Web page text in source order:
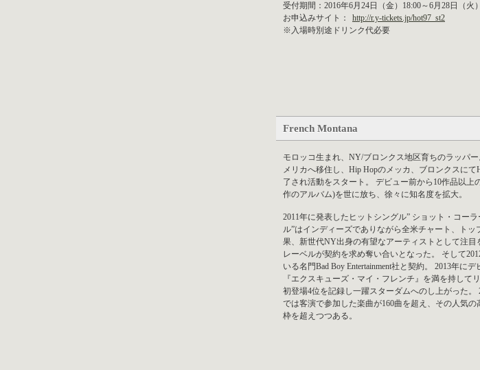
受付期間：2016年6月24日（金）18:00～6月28日（火
お申込みサイト：
http://r.y-tickets.jp/hot97_st2
※入場時別途ドリンク代必要
French Montana
モロッコ生まれ、NY/ブロンクス地区育ちのラッパ
メリカへ移住し、Hip Hopのメッカ、ブロンクスに
了され活動をスタート。 デビュー前から10作品以上
作のアルバム)を世に放ち、徐々に知名度を拡大。
2011年に発表したヒットシングル” ショット・コー
ル”はインディーズでありながら全米チャート、トッ
果、新世代NY出身の有望なアーティストとして注目
レーベルが契約を求め奪い合いとなった。 そして
いる名門Bad Boy Entertainment社と契約。 2013年に
『エクスキューズ・マイ・フレンチ』を満を持して
初登場4位を記録し一躍スターダムへのし上がった。
では客演で参加した楽曲が160曲を超え、その人気の
枠を超えつつある。